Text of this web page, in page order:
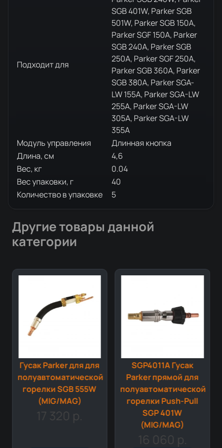
Подходит для
SGB 401W, Parker SGB
501W, Parker SGB 150A,
Parker SGF 150A, Parker
SGB 240A, Parker SGB
250A, Parker SGF 250A,
Parker SGB 360A, Parker
SGB 380A, Parker SGA-
LW 155A, Parker SGA-LW
255A, Parker SGA-LW
305A, Parker SGA-LW
355A
Модуль управления
Длинная кнопка
Длина, см
4,6
Вес, кг
0.04
Вес упаковки, г
40
Количество в упаковке
5
Другие товары данной
категории
Гусак Parker для для
полуавтоматической
горелки SGB 555W
(MIG/MAG)
17 320 р.
SGP4011A Гусак
Parker прямой для
полуавтоматической
горелки Push-Pull
SGP 401W
(MIG/MAG)
16 060 р.